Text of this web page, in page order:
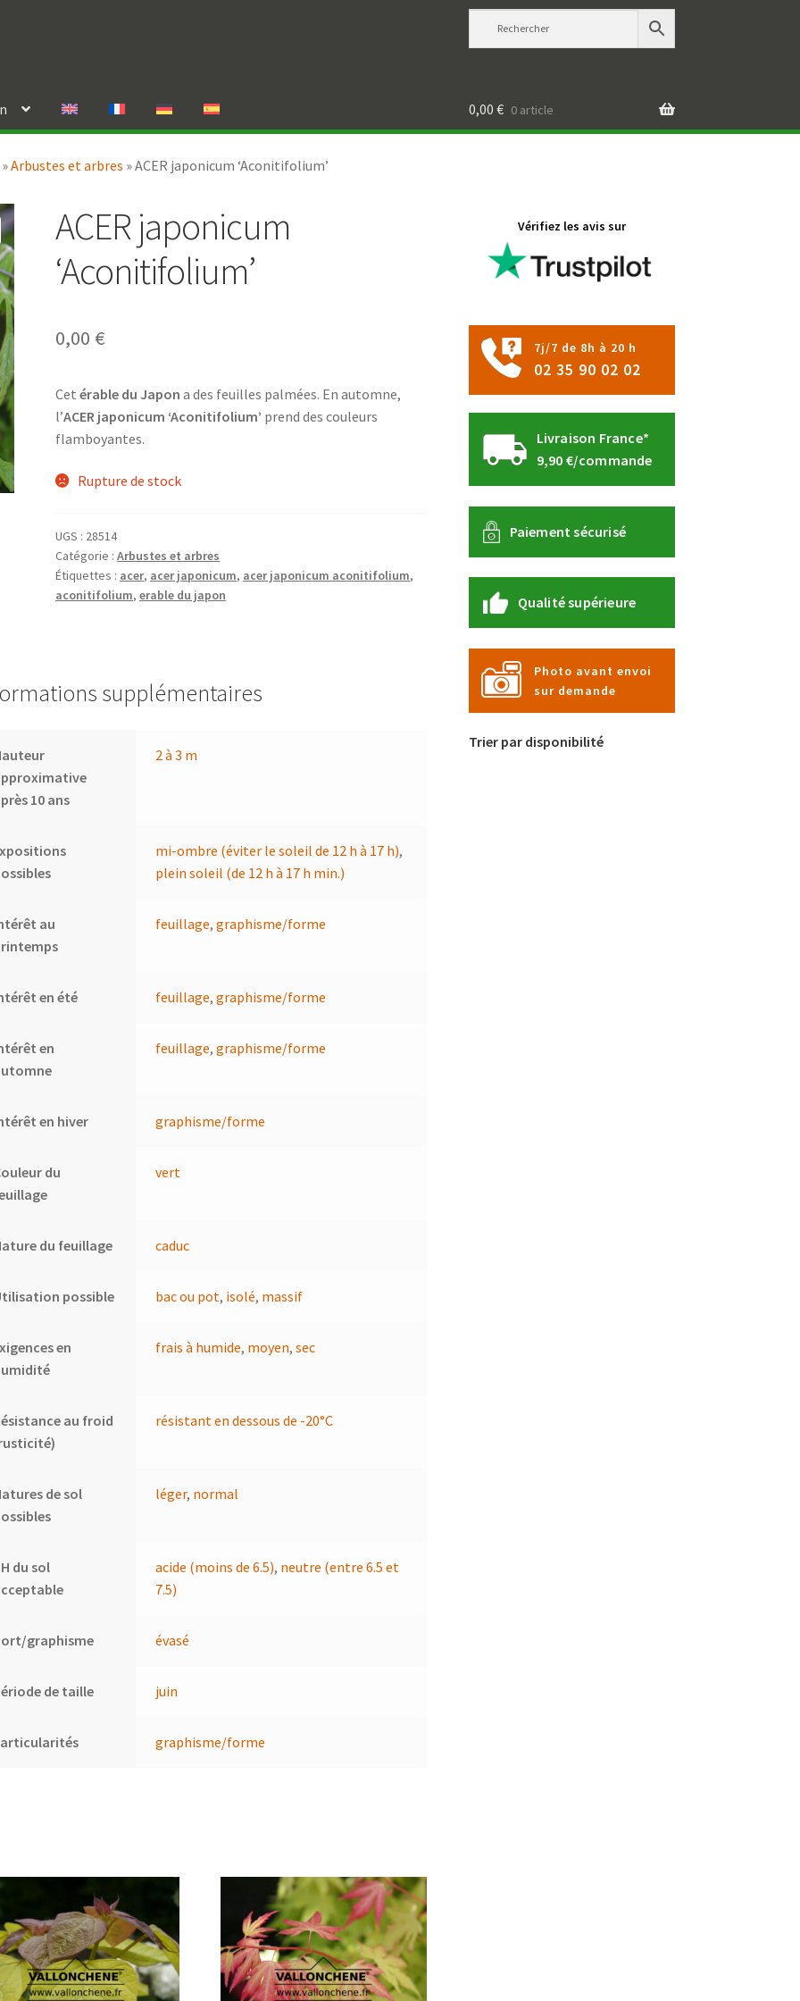
0,00 € 0 article
»Arbustes et arbres »ACER japonicum ‘Aconitifolium’
ACER japonicum
‘Aconitifolium’
0,00 €
Cetérable du Japon a des feuilles palmées. En automne,
l’ACER japonicum ‘Aconitifolium’ prend des couleurs
flamboyantes.
Rupture de stock
UGS : 28514
Catégorie :Arbustes et arbres
Étiquettes : acer, acer japonicum, acer japonicum aconitifolium,
aconitifolium,erable du japon
supplémentaires
10 ans
2 à 3 m
mi-ombre (éviter le soleil de 12 h à 17 h),
plein soleil (de 12 h à 17 h min.)
au
feuillage,graphisme/forme
en été feuillage,graphisme/forme
en
feuillage,graphisme/forme
en hiver graphisme/forme
du
vert
du feuillage caduc
possible bac ou pot, isolé, massif
en
frais à humide, moyen,sec
au froid
résistant en dessous de -20°C
de sol
léger, normal
du sol
acide (moins de 6.5), neutre (entre 6.5 et
7.5)
graphisme évasé
de taille juin
graphisme/forme
Vérifiez les avis sur
7j/7 de 8h à 20 h
02 35 90 02 02
Livraison France*
9,90 €/commande
Paiement sécurisé
Qualité supérieure
Photo avant envoi
sur demande
Trier par disponibilité